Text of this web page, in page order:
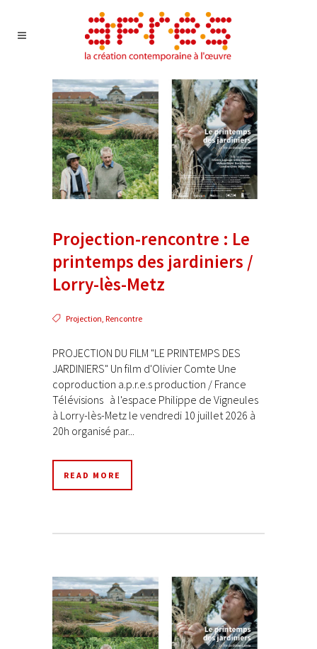
Projection-rencontre : Le
printemps des jardiniers /
Lorry-lès-Metz
Projection, Rencontre
PROJECTION DU FILM "LE PRINTEMPS DES
JARDINIERS" Un film d'Olivier Comte Une
coproduction a.p.r.e.s production / France
Télévisions à l'espace Philippe de Vigneules
à Lorry-lès-Metz le vendredi 10 juillet 2026 à
20h organisé par...
READ MORE